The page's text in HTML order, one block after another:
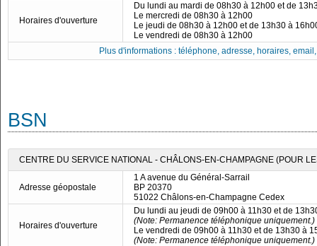
Horaires d'ouverture
Du lundi au mardi de 08h30 à 12h00 et de
Le mercredi de 08h30 à 12h00
Le jeudi de 08h30 à 12h00 et de 13h30 à
Le vendredi de 08h30 à 12h00
Plus d'informations : téléphone, adresse, horaires,
BSN
CENTRE DU SERVICE NATIONAL - CHÂLONS-EN-CHAMPAGNE (POUR
Adresse géopostale
1 A avenue du Général-Sarrail
BP 20370
51022 Châlons-en-Champagne Cedex
Horaires d'ouverture
Du lundi au jeudi de 09h00 à 11h30 et de
(Note: Permanence téléphonique uniquement.)
Le vendredi de 09h00 à 11h30 et de 13h30 à
(Note: Permanence téléphonique uniquement.)